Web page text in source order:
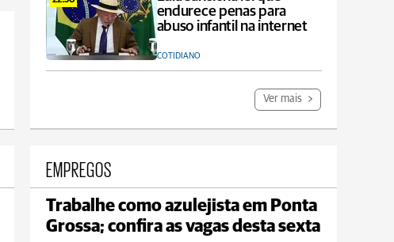
endurece penas para
abuso infantil na internet
COTIDIANO
Ver mais
Carambeí
max 21°C min 18°C
EMPREGOS
Trabalhe como azulejista em Ponta
Grossa; confira as vagas desta sexta